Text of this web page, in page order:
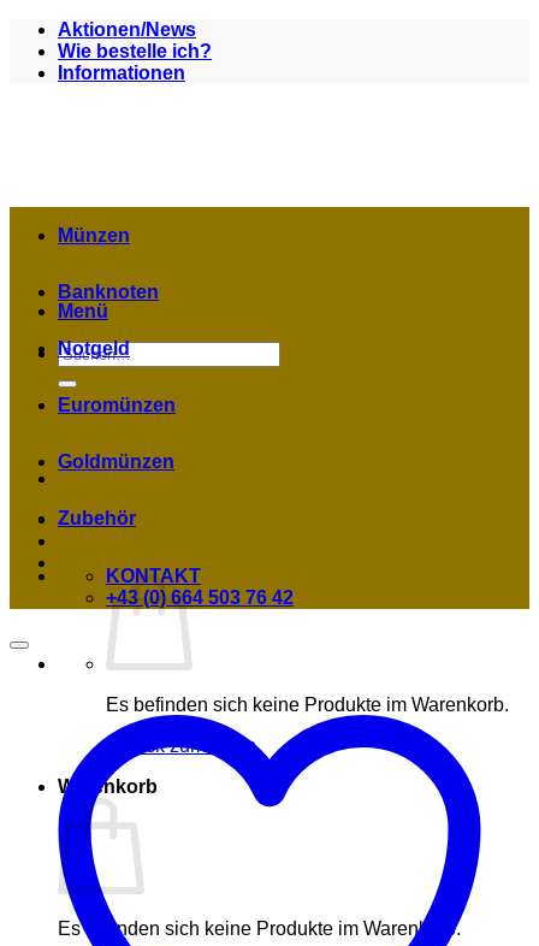
Zum
Inhalt
springen
Aktionen/News
Wie bestelle ich?
Informationen
Menü
Suchen
nach:
Es befinden sich keine Produkte im Warenkorb.
Zurück zum Shop
Warenkorb
Es befinden sich keine Produkte im Warenkorb.
Münzen
Banknoten
Notgeld
Euromünzen
Goldmünzen
Zubehör
KONTAKT
+43 (0) 664 503 76 42